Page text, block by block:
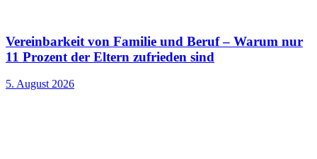
Vereinbarkeit von Familie und Beruf – Warum nur
11 Prozent der Eltern zufrieden sind
5. August 2026